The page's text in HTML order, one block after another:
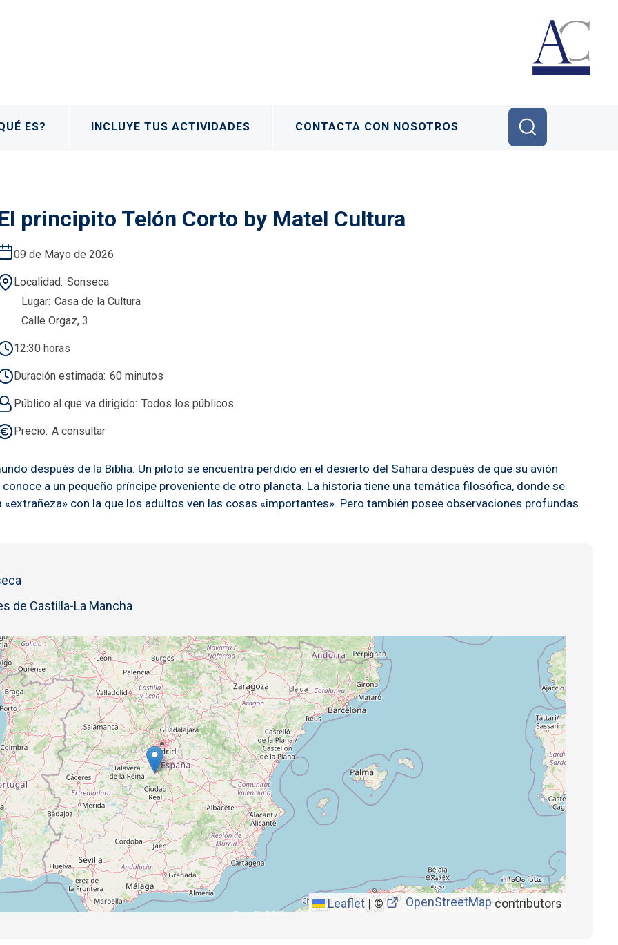
ES? INCLUYE TUS ACTIVIDADES CONTACTA CON NOSOTROS
principito Telón Corto by Matel Cultura
09 de Mayo de 2026
Localidad Sonseca
Lugar Casa de la Cultura
Calle Orgaz, 3
12:30 horas
Duración estimada 60 minutos
Público al que va dirigido Todos los públicos
Precio A consultar
después de la Biblia. Un piloto se encuentra perdido en el desierto del Sahara después de que su avión
a un pequeño príncipe proveniente de otro planeta. La historia tiene una temática filosófica, donde se
con la que los adultos ven las cosas «importantes». Pero también posee observaciones profundas
de Castilla-La Mancha
Leaflet |© OpenStreetMapcontributors